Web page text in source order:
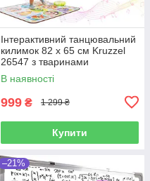
Інтерактивний танцювальний
килимок 82 x 65 см Kruzzel
26547 з тваринами
В наявності
999 ₴ 1 299 ₴
Купити
–21%